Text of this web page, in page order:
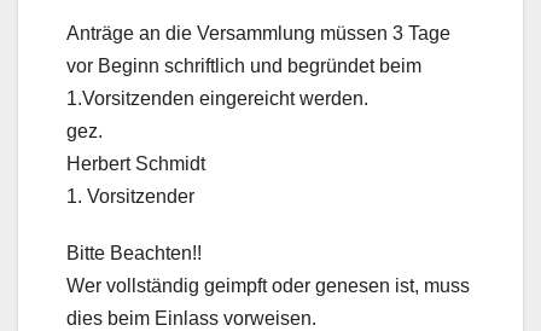
Anträge an die Versammlung müssen 3 Tage
vor Beginn schriftlich und begründet beim
1.Vorsitzenden eingereicht werden.
gez.
Herbert Schmidt
1. Vorsitzender
Bitte Beachten!!
Wer vollständig geimpft oder genesen ist, muss
dies beim Einlass vorweisen.